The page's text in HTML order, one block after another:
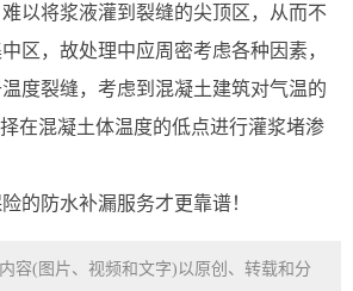
以将浆液灌到裂缝的尖顶区，从而不
区，故处理中应周密考虑各种因素，
度裂缝，考虑到混凝土建筑对气温的
在混凝土体温度的低点进行灌浆堵渗
的防水补漏服务才更靠谱！
容(图片、视频和文字)以原创、转载和分